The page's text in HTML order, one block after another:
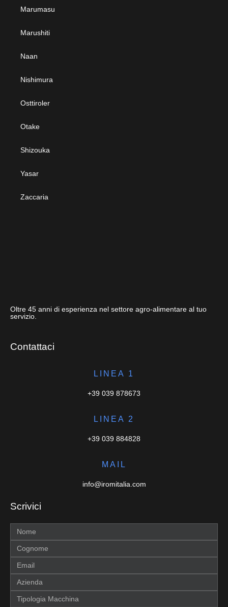
Marumasu
Marushiti
Naan
Nishimura
Osttiroler
Otake
Shizouka
Yasar
Zaccaria
Oltre 45 anni di esperienza nel settore agro-alimentare al tuo
servizio.
Contattaci
LINEA 1
+39 039 878673
LINEA 2
+39 039 884828
MAIL
info@iromitalia.com
Scrivici